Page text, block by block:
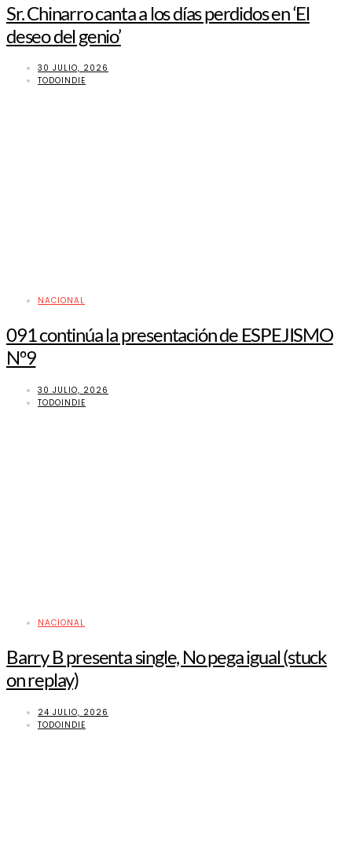
Sr. Chinarro canta a los días perdidos en ‘El
deseo del genio’
30 JULIO, 2026
TODOINDIE
NACIONAL
091 continúa la presentación de ESPEJISMO
Nº9
30 JULIO, 2026
TODOINDIE
NACIONAL
Barry B presenta single, No pega igual (stuck
on replay)
24 JULIO, 2026
TODOINDIE